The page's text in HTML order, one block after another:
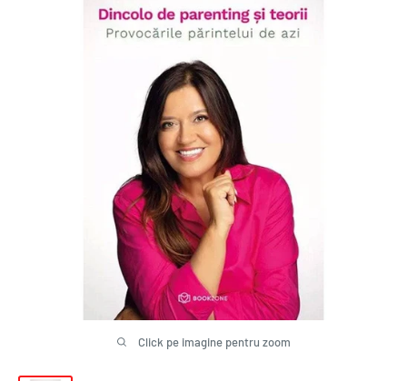
Click pe imagine pentru zoom